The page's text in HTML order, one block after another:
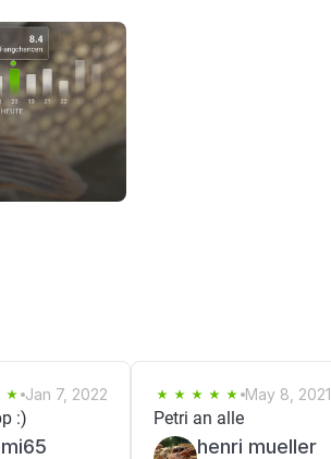
Jan 7, 2022
:)
May 8, 2021
Petri an alle
henri mueller